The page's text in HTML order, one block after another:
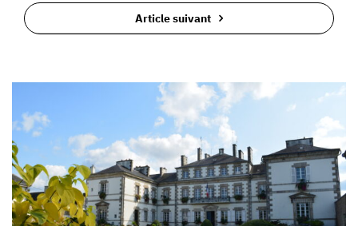
Article suivant